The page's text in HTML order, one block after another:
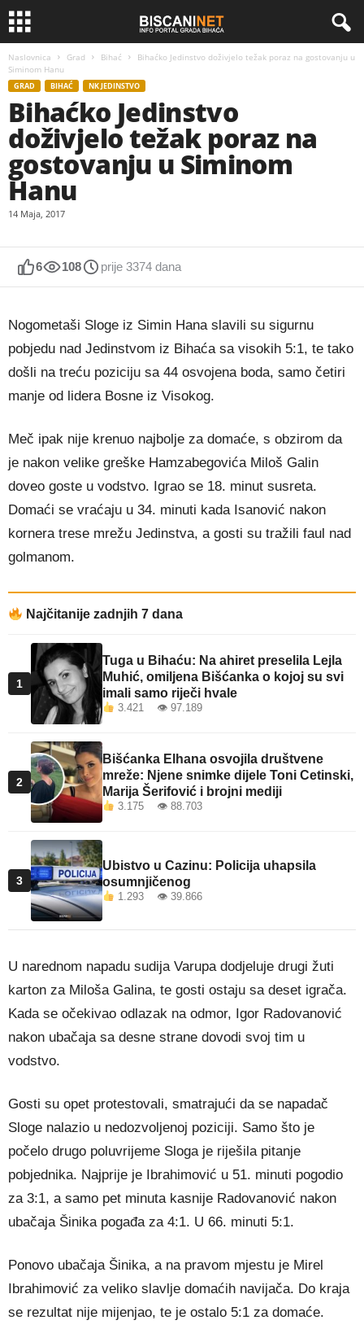
Naslovnica Grad Bihać
Bihaćko Jedinstvo doživjelo težak poraz na gostovanju u
Siminom Hanu
GRAD BIHAĆ NK JEDINSTVO
Bihaćko Jedinstvo
doživjelo težak poraz na
gostovanju u Siminom
Hanu
14 Maja, 2017
6 108 prije 3374 dana
Nogometaši Sloge iz Simin Hana slavili su sigurnu
pobjedu nad Jedinstvom iz Bihaća sa visokih 5:1, te tako
došli na treću poziciju sa 44 osvojena boda, samo četiri
manje od lidera Bosne iz Visokog.
Meč ipak nije krenuo najbolje za domaće, s obzirom da
je nakon velike greške Hamzabegovića Miloš Galin
doveo goste u vodstvo. Igrao se 18. minut susreta.
Domaći se vraćaju u 34. minuti kada Isanović nakon
kornera trese mrežu Jedinstva, a gosti su tražili faul nad
golmanom.
Najčitanije zadnjih 7 dana
1
Tuga u Bihaću: Na ahiret preselila Lejla
Muhić, omiljena Bišćanka o kojoj su svi
imali samo riječi hvale
3.421 👁 97.189
2
Bišćanka Elhana osvojila društvene
mreže: Njene snimke dijele Toni Cetinski,
Marija Šerifović i brojni mediji
3.175 👁 88.703
3
Ubistvo u Cazinu: Policija uhapsila
osumnjičenog
1.293 👁 39.866
U narednom napadu sudija Varupa dodjeluje drugi žuti
karton za Miloša Galina, te gosti ostaju sa deset igrača.
Kada se očekivao odlazak na odmor, Igor Radovanović
nakon ubačaja sa desne strane dovodi svoj tim u
vodstvo.
Gosti su opet protestovali, smatrajući da se napadač
Sloge nalazio u nedozvoljenoj poziciji. Samo što je
počelo drugo poluvrijeme Sloga je riješila pitanje
pobjednika. Najprije je Ibrahimović u 51. minuti pogodio
za 3:1, a samo pet minuta kasnije Radovanović nakon
ubačaja Šinika pogađa za 4:1. U 66. minuti 5:1.
Ponovo ubačaja Šinika, a na pravom mjestu je Mirel
Ibrahimović za veliko slavlje domaćih navijača. Do kraja
se rezultat nije mijenjao, te je ostalo 5:1 za domaće.